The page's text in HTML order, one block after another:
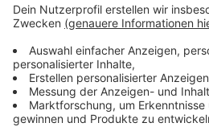
Weitere Infos und Links
Unsere Themenseite zu der
Weihnachtsbaumabholung